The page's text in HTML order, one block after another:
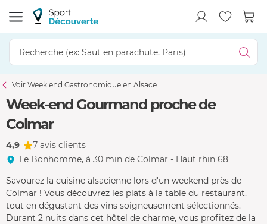
Voir Week end Gastronomique en Alsace
Week-end Gourmand proche de
Colmar
4,9
7 avis clients
Le Bonhomme, à 30 min de Colmar - Haut rhin 68
Savourez la cuisine alsacienne lors d'un weekend près de
Colmar ! Vous découvrez les plats à la table du restaurant,
tout en dégustant des vins soigneusement sélectionnés.
Durant 2 nuits dans cet hôtel de charme, vous profitez de la